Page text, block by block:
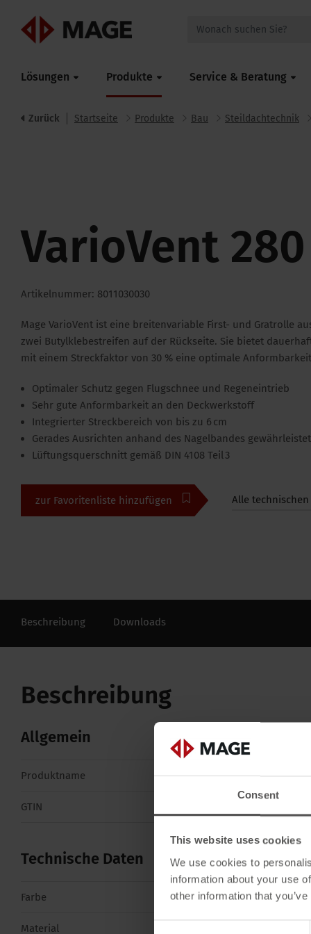
Consent
This website uses cookies
We use cookies to
information about your use
other information that
Mageroof
Lösungen Produkte Service & Beratung
Zurück Startseite Produkte Bau Steildachtechnik
VarioVent
Artikelnummer: 8011030030
Mage VarioVent ist eine breitenvariable First- und Gratrolle
zwei Butylklebestreifen auf der Rückseite. Sie bietet
mit einem Streckfaktor von 30 % eine optimale
Optimaler Schutz gegen Flugschnee und Regeneintrieb
Sehr gute Anformbarkeit an den Deckwerkstoff
Integrierter Streckbereich von bis zu 6 cm
Gerades Ausrichten anhand des Nagelbandes gewährleistet
Lüftungsquerschnitt gemäß DIN 4108 Teil 3
zur Favoritenliste hinzufügen Alle
Beschreibung Downloads
Beschreibung
Allgemein
Produktname VarioVent 280
GTIN
Technische Daten
Farbe Rot
Material